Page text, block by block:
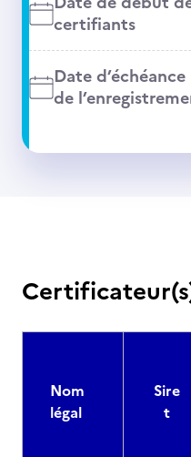
certifiants
Date d’échéance
de
Nom
légal
Sire
t